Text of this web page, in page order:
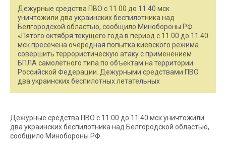
Дежурные средства ПВО с 11.00 до 11.40 мск
уничтожили два украинских беспилотника над
Белгородской областью, сообщило Минобороны РФ.
«Пятого октября текущего года в период с 11.00 до 11.40
мск пресечена очередная попытка киевского режима
совершить террористическую атаку c применением
БПЛА самолетного типа по объектам на территории
Российской Федерации. Дежурными средствами ПВО
два украинских беспилотных летательных
Дежурные средства ПВО с 11.00 до 11.40 мск уничтожили
два украинских беспилотника над Белгородской областью,
сообщило Минобороны РФ.